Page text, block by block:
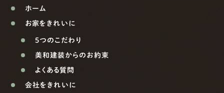
ホーム
お家をきれいに
5つのこだわり
美和建装からのお約束
よくある質問
会社をきれいに